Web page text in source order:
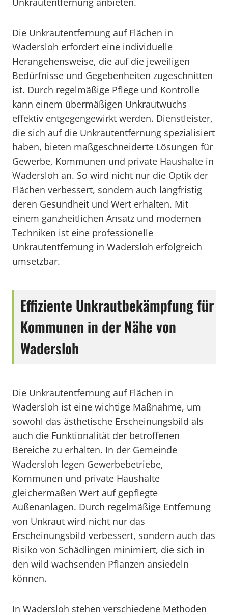
Die Unkrautentfernung auf Flächen in
Wadersloh erfordert eine individuelle
Herangehensweise, die auf die jeweiligen
Bedürfnisse und Gegebenheiten zugeschnitten
ist. Durch regelmäßige Pflege und Kontrolle
kann einem übermäßigen Unkrautwuchs
effektiv entgegengewirkt werden. Dienstleister,
die sich auf die Unkrautentfernung spezialisiert
haben, bieten maßgeschneiderte Lösungen für
Gewerbe, Kommunen und private Haushalte in
Wadersloh an. So wird nicht nur die Optik der
Flächen verbessert, sondern auch langfristig
deren Gesundheit und Wert erhalten. Mit
einem ganzheitlichen Ansatz und modernen
Techniken ist eine professionelle
Unkrautentfernung in Wadersloh erfolgreich
umsetzbar.
Effiziente Unkrautbekämpfung für
Kommunen in der Nähe von
Wadersloh
Die Unkrautentfernung auf Flächen in
Wadersloh ist eine wichtige Maßnahme, um
sowohl das ästhetische Erscheinungsbild als
auch die Funktionalität der betroffenen
Bereiche zu erhalten. In der Gemeinde
Wadersloh legen Gewerbebetriebe,
Kommunen und private Haushalte
gleichermaßen Wert auf gepflegte
Außenanlagen. Durch regelmäßige Entfernung
von Unkraut wird nicht nur das
Erscheinungsbild verbessert, sondern auch das
Risiko von Schädlingen minimiert, die sich in
den wild wachsenden Pflanzen ansiedeln
können.
In Wadersloh stehen verschiedene Methoden